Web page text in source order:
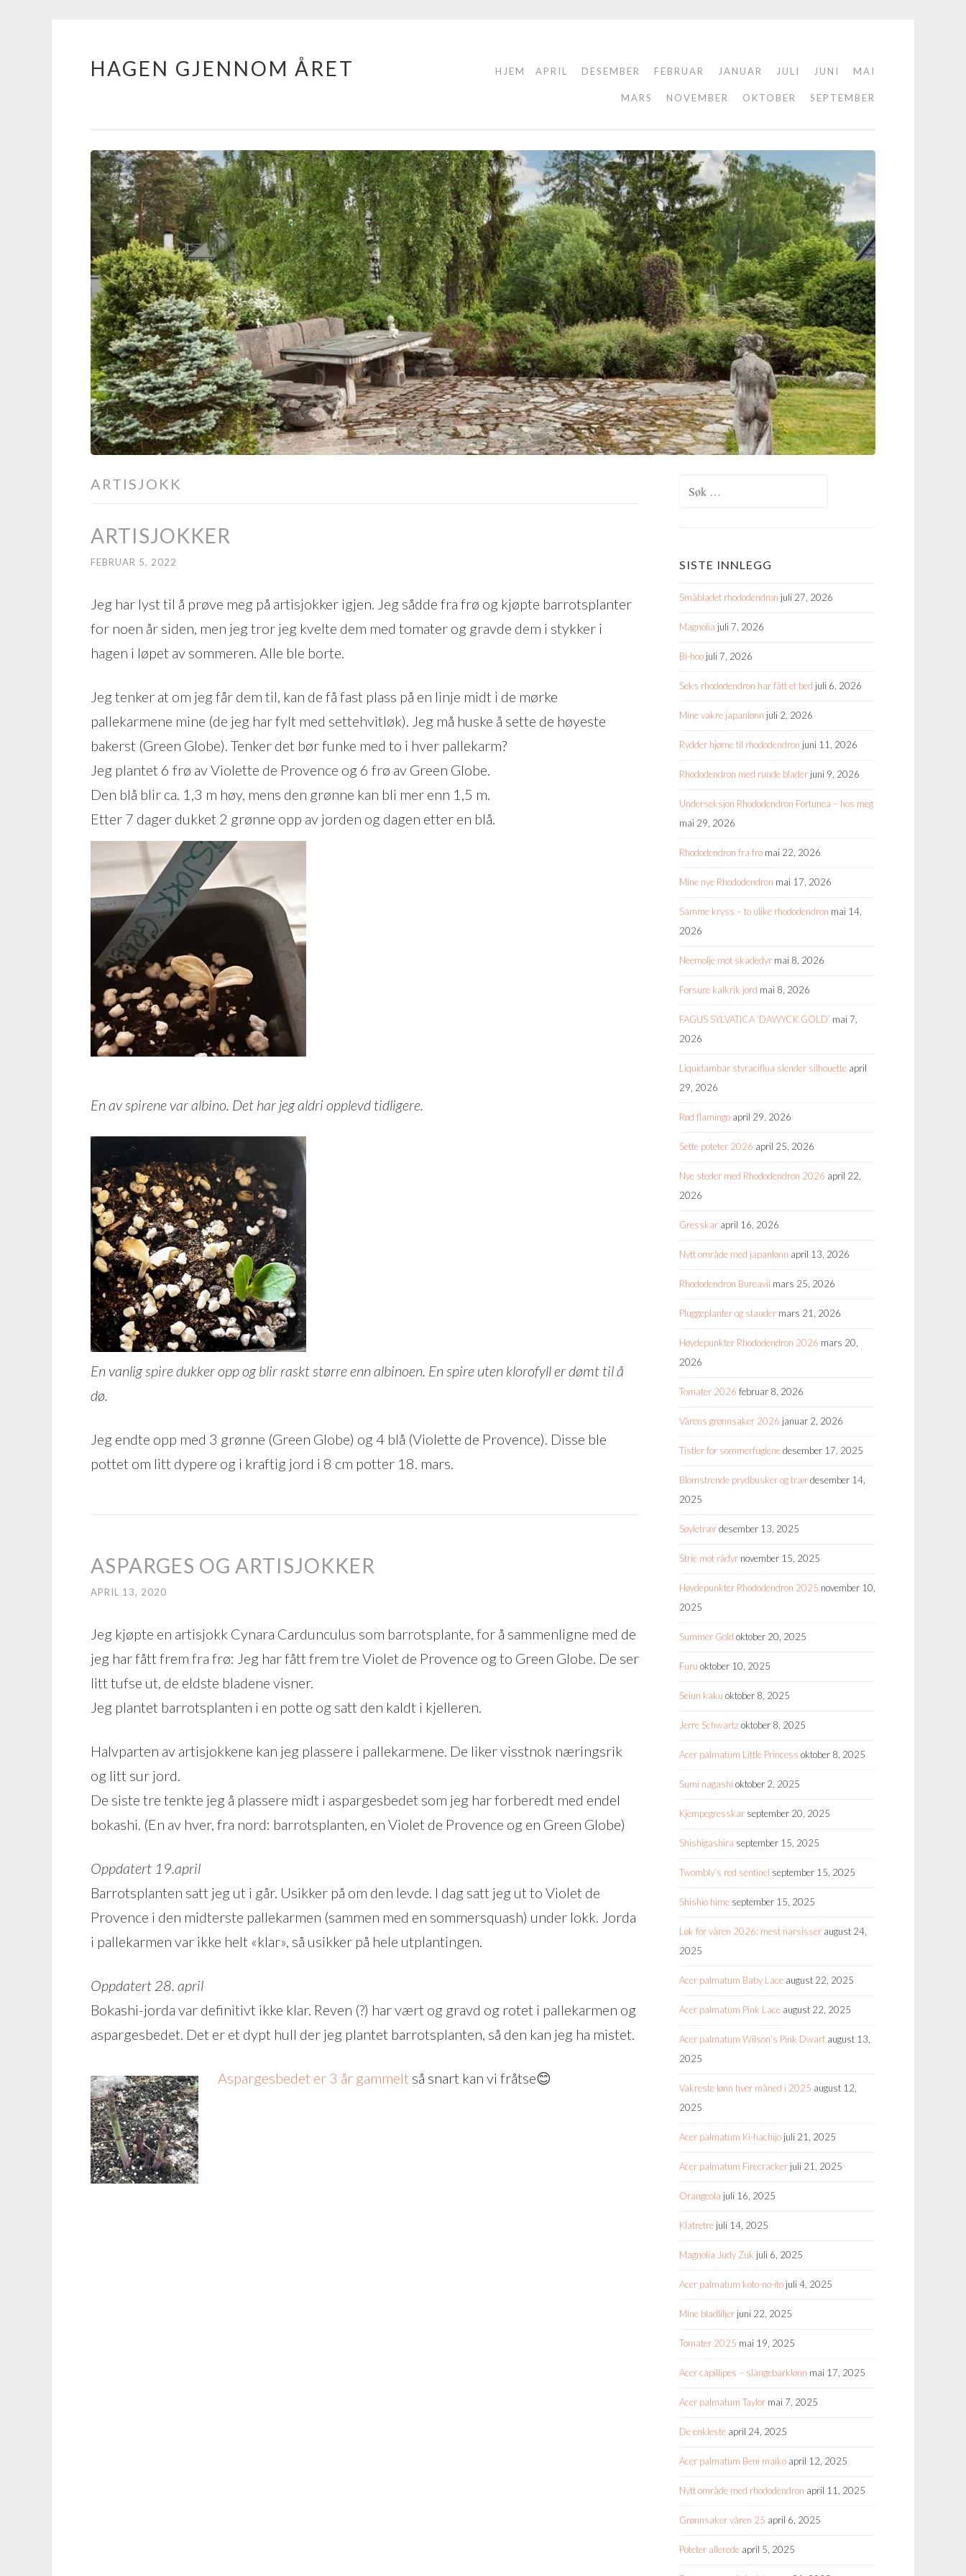
Skip
HAGEN GJENNOM ÅRET HJEM APRIL DESEMBER FEBRUAR JANUAR JULI JUNI MAI
MARS NOVEMBER OKTOBER SEPTEMBER
ARTISJOKK
ARTISJOKKER
FEBRUAR 5, 2022
Jeg har lyst til å prøve meg på artisjokker igjen. Jeg sådde fra frø og kjøpte barrotsplanter
for noen år siden, men jeg tror jeg kvelte dem med tomater og gravde dem i stykker i
hagen i løpet av sommeren. Alle ble borte.
Jeg tenker at om jeg får dem til, kan de få fast plass på en linje midt i de mørke
pallekarmene mine (de jeg har fylt med settehvitløk). Jeg må huske å sette de høyeste
bakerst (Green Globe). Tenker det bør funke med to i hver pallekarm?
Jeg plantet 6 frø av Violette de Provence og 6 frø av Green Globe.
Den blå blir ca. 1,3 m høy, mens den grønne kan bli mer enn 1,5 m.
Etter 7 dager dukket 2 grønne opp av jorden og dagen etter en blå.
En av spirene var albino. Det har jeg aldri opplevd tidligere.
En vanlig spire dukker opp og blir raskt større enn albinoen. En spire uten klorofyll er dømt til å
dø.
Jeg endte opp med 3 grønne (Green Globe) og 4 blå (Violette de Provence). Disse ble
pottet om litt dypere og i kraftig jord i 8 cm potter 18. mars.
ASPARGES OG ARTISJOKKER
APRIL 13, 2020
Jeg kjøpte en artisjokk Cynara Cardunculus som barrotsplante, for å sammenligne med de
jeg har fått frem fra frø: Jeg har fått frem tre Violet de Provence og to Green Globe. De ser
litt tufse ut, de eldste bladene visner.
Jeg plantet barrotsplanten i en potte og satt den kaldt i kjelleren.
Halvparten av artisjokkene kan jeg plassere i pallekarmene. De liker visstnok næringsrik
og litt sur jord.
De siste tre tenkte jeg å plassere midt i aspargesbedet som jeg har forberedt med endel
bokashi. (En av hver, fra nord: barrotsplanten, en Violet de Provence og en Green Globe)
Oppdatert 19.april
Barrotsplanten satt jeg ut i går. Usikker på om den levde. I dag satt jeg ut to Violet de
Provence i den midterste pallekarmen (sammen med en sommersquash) under lokk. Jorda
i pallekarmen var ikke helt «klar», så usikker på hele utplantingen.
Oppdatert 28. april
Bokashi-jorda var definitivt ikke klar. Reven (?) har vært og gravd og rotet i pallekarmen og
aspargesbedet. Det er et dypt hull der jeg plantet barrotsplanten, så den kan jeg ha mistet.
Aspargesbedet er 3 år gammelt så snart kan vi fråtse😊
SISTE INNLEGG
Småbladet rhododendron juli 27, 2026
Magnolia juli 7, 2026
Bi-hoo juli 7, 2026
Seks rhododendron har fått et bed juli 6, 2026
Mine vakre japanlønn juli 2, 2026
Rydder hjørne til rhododendron juni 11, 2026
Rhododendron med runde blader juni 9, 2026
Underseksjon Rhododendron Fortunea – hos meg
mai 29, 2026
Rhododendron fra frø mai 22, 2026
Mine nye Rhododendron mai 17, 2026
Samme kryss – to ulike rhododendron mai 14,
2026
Neemolje mot skadedyr mai 8, 2026
Forsure kalkrik jord mai 8, 2026
FAGUS SYLVATICA ‘DAWYCK GOLD’ mai 7,
2026
Liquidambar styraciflua slender silhouette april
29, 2026
Rød flamingo april 29, 2026
Sette poteter 2026 april 25, 2026
Nye steder med Rhododendron 2026 april 22,
2026
Gresskar april 16, 2026
Nytt område med japanlønn april 13, 2026
Rhododendron Bureavii mars 25, 2026
Pluggeplanter og stauder mars 21, 2026
Høydepunkter Rhododendron 2026 mars 20,
2026
Tomater 2026 februar 8, 2026
Vårens grønnsaker 2026 januar 2, 2026
Tistler for sommerfuglenedesember 17, 2025
Blomstrende prydbusker og trærdesember 14,
2025
Søyletrærdesember 13, 2025
Strie mot rådyr november 15, 2025
Høydepunkter Rhododendron 2025 november 10,
2025
Summer Gold oktober 20, 2025
Furu oktober 10, 2025
Seiun kaku oktober 8, 2025
Jerre Schwartzoktober 8, 2025
Acer palmatum Little Princess oktober 8, 2025
Sumi nagashi oktober 2, 2025
Kjempegresskar september 20, 2025
Shishigashira september 15, 2025
Twombly’s red sentinel september 15, 2025
Shishio hime september 15, 2025
Løk for våren 2026: mest narsisser august 24,
2025
Acer palmatum Baby Lace august 22, 2025
Acer palmatum Pink Lace august 22, 2025
Acer palmatum Wilson’s Pink Dwarf august 13,
2025
Vakreste lønn hver måned i 2025 august 12,
2025
Acer palmatum Ki-hachijo juli 21, 2025
Acer palmatum Firecracker juli 21, 2025
Orangeola juli 16, 2025
Klatretre juli 14, 2025
Magnolia Judy Zuk juli 6, 2025
Acer palmatum koto-no-ito juli 4, 2025
Mine bladliljer juni 22, 2025
Tomater 2025 mai 19, 2025
Acer capillipes – slangebarklønn mai 17, 2025
Acer palmatum Taylor mai 7, 2025
De enkleste april 24, 2025
Acer palmatum Beni maiko april 12, 2025
Nytt område med rhododendron april 11, 2025
Grønnsaker våren 25 april 6, 2025
Poteter allerede april 5, 2025